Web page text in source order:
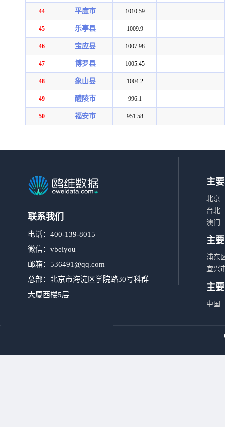
44 平度市 1010.59
45 乐亭县 1009.9
46 宝应县 1007.98
47 博罗县 1005.45
48 象山县 1004.2
49 醴陵市 996.1
50 福安市 951.58
联系我们
电话：400-139-8015
微信：vbeiyou
邮箱： 536491@qq.com
总部：北京市海淀区学院路30号科群
大厦西楼5层
主
北京
台北
澳门
主
浦东
宜兴
主
中国